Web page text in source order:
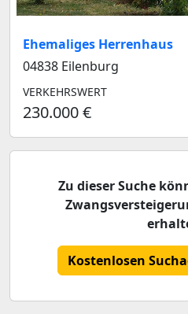
Ehemaliges Herrenhaus
04838 Eilenburg
VERKEHRSWERT
230.000 €
Zu dieser Suche
Kostenlosen